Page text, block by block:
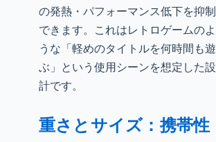
の発熱・パフォーマンス低下を抑制
できます。これはレトロゲームのよ
うな「軽めのタイトルを何時間も遊
ぶ」という使用シーンを想定した設
計です。
重さとサイズ：携帯性